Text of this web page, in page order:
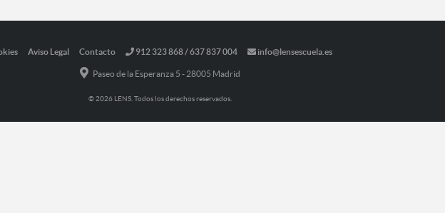
Aviso Legal Contacto 912 323 868 / 637 837 004 info@lensescuela.es
Paseo de la Esperanza 5 - 28005 Madrid
© 2026 LENS. Todos los derechos reservados.